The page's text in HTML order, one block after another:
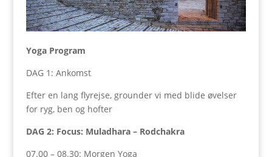
Yoga Program
DAG 1: Ankomst
Efter en lang flyrejse, grounder vi med blide øvelser
for ryg, ben og hofter
DAG 2: Focus: Muladhara – Rodchakra
07.00 – 08.30: Morgen Yoga